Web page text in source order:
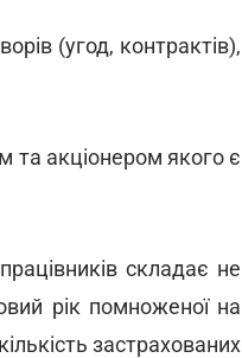
(угод, контрактів),
та акціонером якого є
складає не
рік помноженої на
застрахованих